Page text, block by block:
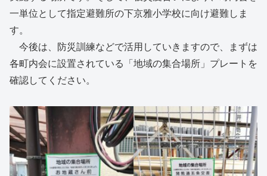
一単位として指定避難所の下京雅小学校に向け避難しま
す。
今後は、防災訓練などで活用していきますので、まずは
各町内会に設置されている「地域の集合場所」プレートを
確認してください。